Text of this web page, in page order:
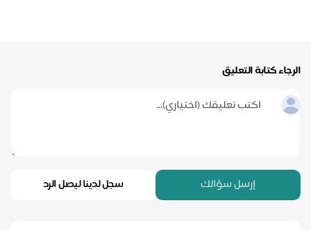
الرجاء كتابة التعليق
إرسل سؤالك سجل لدينا ليصل الرد